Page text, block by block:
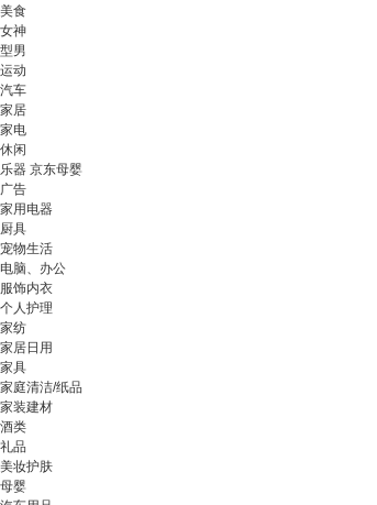
美食
女神
型男
运动
汽车
家居
家电
休闲
乐器 京东母婴
广告
家用电器
厨具
宠物生活
电脑、办公
服饰内衣
个人护理
家纺
家居日用
家具
家庭清洁/纸品
家装建材
酒类
礼品
美妆护肤
母婴